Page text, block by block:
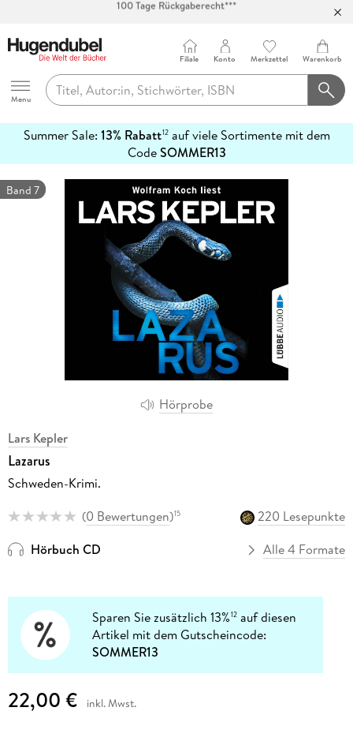
Abholung in über 100 Filialen
Hugendubel
Menu
Filiale Konto Merkzettel Warenkorb
Summer Sale: 13% Rabatt12auf viele Sortimente mit dem
CodeSOMMER13
erfahren
Hörprobe
Band 7
Lars Kepler
Lazarus
Schweden-Krimi.
(0 Bewertungen)15
220 Lesepunkte
Hörbuch CD
Alle 4 Formate
Sparen Sie zusätzlich 13%12 auf diesen
Artikel mit dem Gutscheincode:
SOMMER13
22,00 € inkl. Mwst.